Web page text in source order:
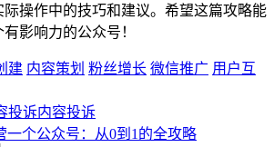
操作中的技巧和建议。希望这篇攻略能
影响力的公众号！
建 内容策划 粉丝增长 微信推广 用户互
投诉内容投诉
一个公众号：从0到1的全攻略